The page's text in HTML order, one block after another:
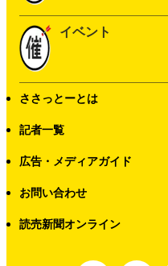
イベント
ささっとーとは
記者一覧
広告・メディアガイド
お問い合わせ
読売新聞オンライン